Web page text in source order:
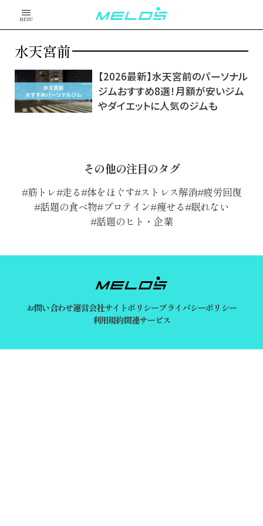
MENU
水天宮前
【2026最新】水天宮前のパーソナル
ジムおすすめ8選！月額が安いジム
やダイエットに人気のジムも
その他の注目のタグ
筋トレ 走る 体をほぐす ストレス解消 疲労回復
話題の食べ物 プロテイン 痩せる 眠れない
話題のヒト・企業
お問い合わせ運営会社サイトポリシープライバシーポリシー
利用規約関連サービス